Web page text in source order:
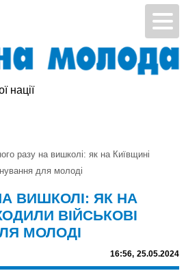
нації
разу на вишколі: як на Київщині
для молоді
ВИШКОЛІ: ЯК НА
ВІЙСЬКОВІ
МОЛОДІ
16:56, 25.05.2024